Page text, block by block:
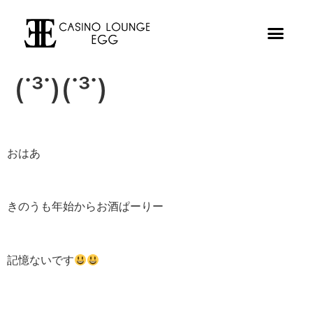
(˙³˙)(˙³˙)
おはあ
きのうも年始からお酒ぱーりー
記憶ないです